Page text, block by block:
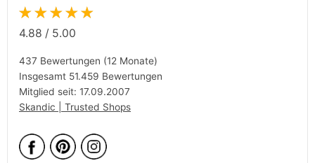
★★★★★
4.88 / 5.00
437 Bewertungen (12 Monate)
Insgesamt 51.459 Bewertungen
Mitglied seit: 17.09.2007
Skandic | Trusted Shops